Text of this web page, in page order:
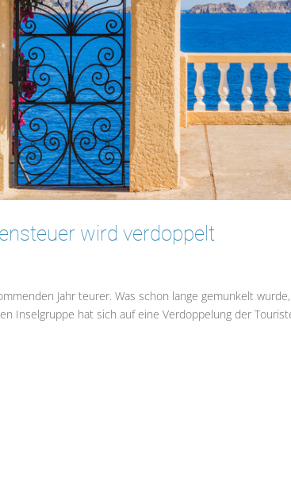
wird verdoppelt
Jahr teurer. Was schon lange gemunkelt
Inselgruppe hat sich auf eine Verdoppelung der